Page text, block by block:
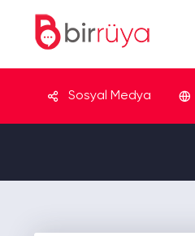
Sosyal Medya